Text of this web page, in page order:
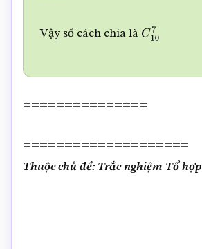
Vậy số cách chia là C10
===============
====================
Thuộc chủ đề: Trắc nghiệm Tổ hợp